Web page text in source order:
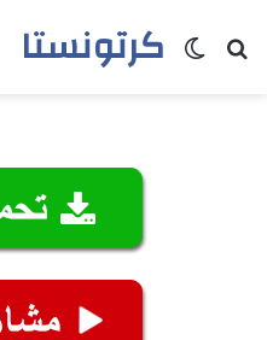
كرتونستابحث عنالوضع المظلم